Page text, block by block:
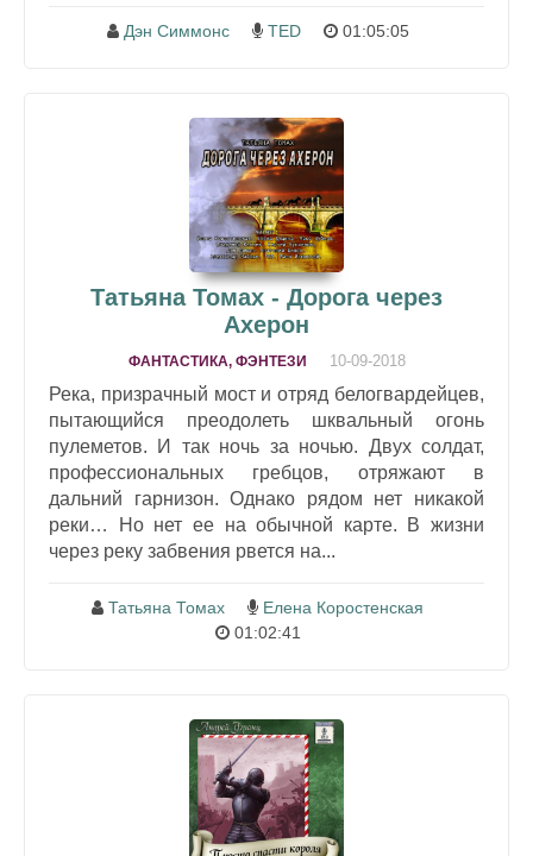
Дэн Симмонс TED 01:05:05
Татьяна Томах - Дорога через
Ахерон
ФАНТАСТИКА, ФЭНТЕЗИ 10-09-2018
Река, призрачный мост и отряд белогвардейцев,
пытающийся преодолеть шквальный огонь
пулеметов. И так ночь за ночью. Двух солдат,
профессиональных гребцов, отряжают в
дальний гарнизон. Однако рядом нет никакой
реки… Но нет ее на обычной карте. В жизни
через реку забвения рвется на...
Татьяна Томах
Елена Коростенская
01:02:41